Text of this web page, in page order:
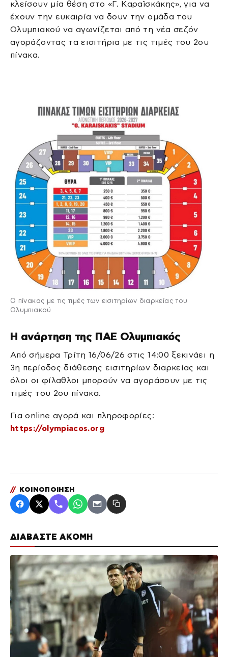
ΔΙΑΒΑΣΤΕ ΑΚΟΜΗ
κλείσουν μία θέση στο «Γ. Καραϊσκάκης», για να
έχουν την ευκαιρία να δουν την ομάδα του
Ολυμπιακού να αγωνίζεται από τη νέα σεζόν
αγοράζοντας τα εισιτήρια με τις τιμές του 2ου
πίνακα.
Ο πίνακας με τις τιμές των εισιτηρίων διαρκείας του
Ολυμπιακού
Η ανάρτηση της ΠΑΕ Ολυμπιακός
Από σήμερα Τρίτη 16/06/26 στις 14:00 ξεκινάει η
3η περίοδος διάθεσης εισιτηρίων διαρκείας και
όλοι οι φίλαθλοι μπορούν να αγοράσουν με τις
τιμές του 2ου πίνακα.
Για online αγορά και πληροφορίες:
https://olympiacos.org
// ΚΟΙΝΟΠΟΙΗΣΗ